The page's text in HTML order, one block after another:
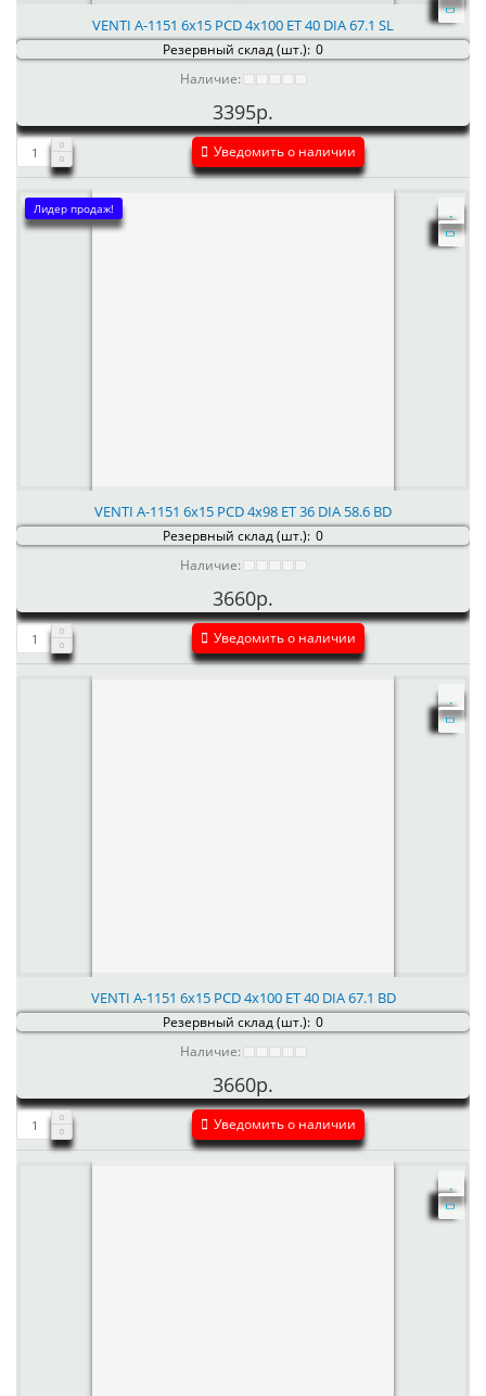
VENTI А-1151 6x15 PCD 4x100 ET 40 DIA 67.1 SL
Резервный склад (шт.): 0
Наличие:
3395р.
Уведомить о наличии
Лидер продаж!
VENTI А-1151 6x15 PCD 4x98 ET 36 DIA 58.6 BD
Резервный склад (шт.): 0
Наличие:
3660р.
Уведомить о наличии
VENTI А-1151 6x15 PCD 4x100 ET 40 DIA 67.1 BD
Резервный склад (шт.): 0
Наличие:
3660р.
Уведомить о наличии